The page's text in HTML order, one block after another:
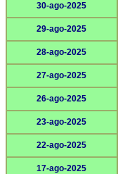
30-ago-2025
29-ago-2025
28-ago-2025
27-ago-2025
26-ago-2025
23-ago-2025
22-ago-2025
17-ago-2025